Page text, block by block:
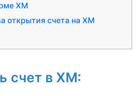
XM
открытия счета на XM
счет в XM: